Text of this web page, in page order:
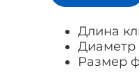
Длина
Диаметр
Размер